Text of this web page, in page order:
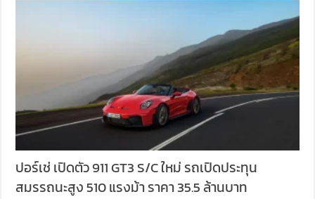
ปอร์เช่ เปิดตัว 911 GT3 S/C ใหม่ รถเปิดประทุน
สมรรถนะสูง 510 แรงม้า ราคา 35.5 ล้านบาท